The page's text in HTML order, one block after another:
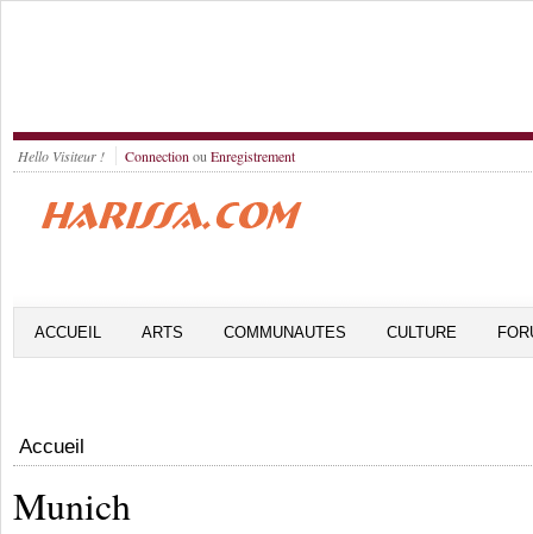
Hello Visiteur ! Connection ou Enregistrement
ACCUEIL ARTS COMMUNAUTES CULTURE
Accueil
Munich